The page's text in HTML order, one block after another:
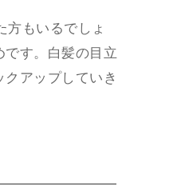
方もいるでしょ
です。白髪の目立
アップしていき